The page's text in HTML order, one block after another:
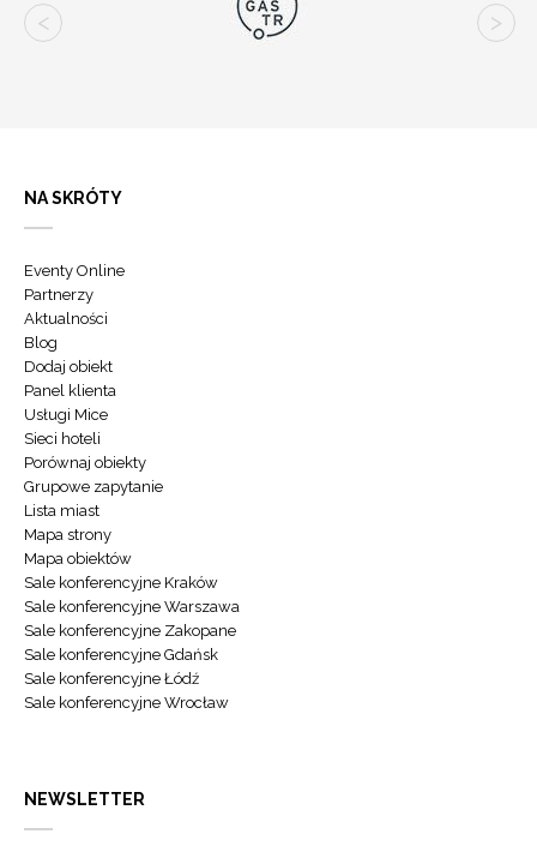
NA SKRÓTY
Eventy Online
Partnerzy
Aktualności
Blog
Dodaj obiekt
Panel klienta
Usługi Mice
Sieci hoteli
Porównaj obiekty
Grupowe zapytanie
Lista miast
Mapa strony
Mapa obiektów
Sale konferencyjne Kraków
Sale konferencyjne Warszawa
Sale konferencyjne Zakopane
Sale konferencyjne Gdańsk
Sale konferencyjne Łódź
Sale konferencyjne Wrocław
NEWSLETTER